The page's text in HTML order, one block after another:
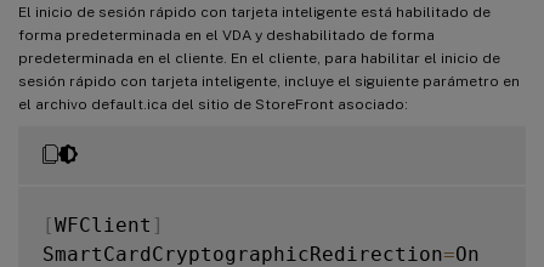
El inicio de sesión rápido con tarjeta inteligente está habilitado de
forma predeterminada en el VDA y deshabilitado de forma
predeterminada en el cliente. En el cliente, para habilitar el inicio de
sesión rápido con tarjeta inteligente, incluye el siguiente parámetro en
el archivo default.ica del sitio de StoreFront asociado:
[WFClient ]
SmartCardCryptographicRedirection=On